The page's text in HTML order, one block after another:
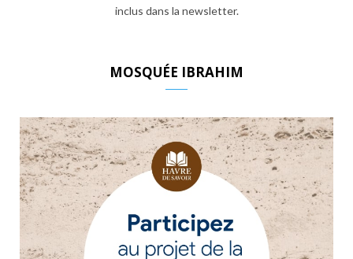
inclus dans la newsletter.
MOSQUÉE IBRAHIM